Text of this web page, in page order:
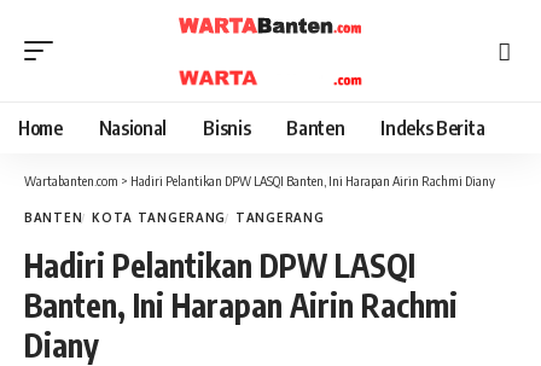
Home Nasional Bisnis Banten Indeks Berita
Wartabanten.com > Hadiri Pelantikan DPW LASQI Banten, Ini Harapan Airin Rachmi Diany
BANTEN KOTA TANGERANG TANGERANG
Hadiri Pelantikan DPW LASQI
Banten, Ini Harapan Airin Rachmi
Diany